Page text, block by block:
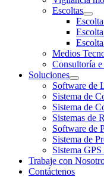
Escoltas
Medios
Consultoría
Soluciones
Software de
Sistema de
Sistema de
Sistemas de
Software de
Sistema de
Sistema
Trabaje con
Contáctenos